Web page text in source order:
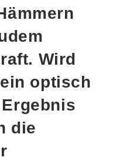
Wird
optisch
die